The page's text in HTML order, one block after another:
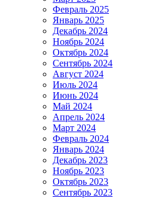
Февраль 2025
Январь 2025
Декабрь 2024
Ноябрь 2024
Октябрь 2024
Сентябрь 2024
Август 2024
Июль 2024
Июнь 2024
Май 2024
Апрель 2024
Март 2024
Февраль 2024
Январь 2024
Декабрь 2023
Ноябрь 2023
Октябрь 2023
Сентябрь 2023